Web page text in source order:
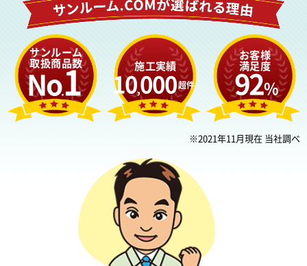
サンルーム
取扱商品数
No.1 施工実績
10,000件超
お客様
満足度
92%
※2021年11月現在 当社調べ